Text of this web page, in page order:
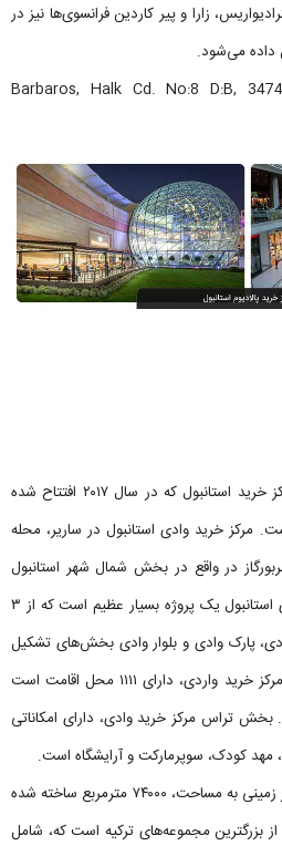
زارا و پیر کاردین فرانسوی‌ها نیز در
داده می‌شود.
Barbaros, Halk Cd. No:8 D:B,
از جمله جدیدترین و بروزترین مراکز خرید استانبول که در سال ۲۰۱۷ افتتاح شده
مرکز خرید وادی استانبول در ساریر، محله
در واقع در بخش شمال شهر استانبول
واقع گردیده است. مرکز خرید وادی استانبول یک پروژه بسیار عظیم است که از ۳
پارک وادی و بلوار وادی بخش‌های تشکیل
دهنده پروژه هستند. بخش تراس مرکز خرید واردی، دارای ۱۱۱۱ محل اقامت است
بخش تراس مرکز خرید وادی، دارای امکاناتی
مهد کودک، سوپرمارکت و آرایشگاه است.
پارک مرکز خرید واردی استانبول؛ در زمینی به مساحت، ۷۴۰۰۰ مترمربع ساخته شده
بزرگترین مجموعه‌های ترکیه است که، شامل